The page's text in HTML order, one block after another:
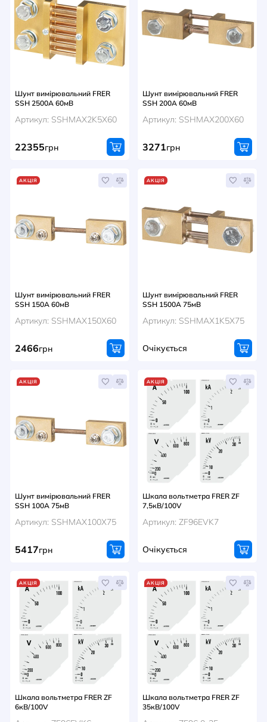
Шунт вимірювальний FRER
SSH 2500A 60мВ
Артикул: SSHMAX2K5X60
22355грн
Шунт вимірювальний FRER
SSH 200A 60мВ
Артикул: SSHMAX200X60
3271грн
АКЦІЯ
Шунт вимірювальний FRER
SSH 150A 60мВ
Артикул: SSHMAX150X60
2466грн
АКЦІЯ
Шунт вимірювальний FRER
SSH 1500A 75мВ
Артикул: SSHMAX1K5X75
Очікується
АКЦІЯ
Шунт вимірювальний FRER
SSH 100A 75мВ
Артикул: SSHMAX100X75
5417грн
АКЦІЯ
Шкала вольтметра FRER ZF
7,5кВ/100V
Артикул: ZF96EVK7
Очікується
АКЦІЯ
Шкала вольтметра FRER ZF
6кВ/100V
АКЦІЯ
Шкала вольтметра FRER ZF
35кВ/100V